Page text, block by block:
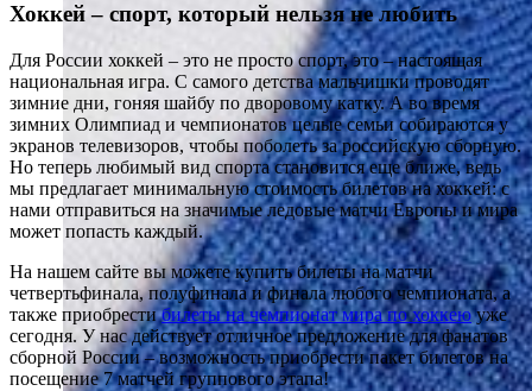
Хоккей – спорт, который нельзя не любить
Для России хоккей – это не просто спорт, это – настоящая
национальная игра. С самого детства мальчишки проводят
зимние дни, гоняя шайбу по дворовому катку. А во время
зимних Олимпиад и чемпионатов целые семьи собираются у
экранов телевизоров, чтобы поболеть за российскую сборную.
Но теперь любимый вид спорта становится еще ближе, ведь
мы предлагает минимальную стоимость билетов на хоккей: с
нами отправиться на значимые ледовые матчи Европы и мира
может попасть каждый.
На нашем сайте вы можете купить билеты на матчи
четвертьфинала, полуфинала и финала любого чемпионата, а
также приобрестибилеты на чемпионат мира по хоккеюуже
сегодня. У нас действует отличное предложение для фанатов
сборной России – возможность приобрести пакет билетов на
посещение 7 матчей группового этапа!